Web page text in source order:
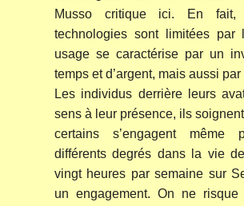
Musso critique ici. En fait,
technologies sont limitées par
usage se caractérise par un
temps et d’argent, mais aussi
Les individus derrière leurs
sens à leur présence, ils
certains s’engagent même
différents degrés dans la vie
vingt heures par semaine sur
un engagement. On ne risque